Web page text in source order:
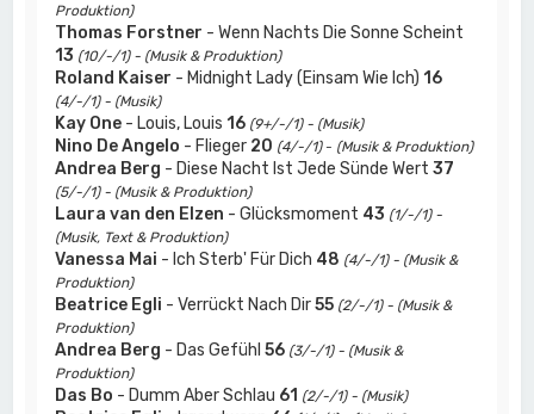
Produktion)
Thomas Forstner - Wenn Nachts Die Sonne Scheint
13 (10/-/1) - (Musik & Produktion)
Roland Kaiser - Midnight Lady (Einsam Wie Ich) 16
(4/-/1) - (Musik)
Kay One - Louis, Louis 16 (9+/-/1) - (Musik)
Nino De Angelo - Flieger 20 (4/-/1)- (Musik & Produktion)
Andrea Berg - Diese Nacht Ist Jede Sünde Wert37
(5/-/1) - (Musik & Produktion)
Laura van den Elzen - Glücksmoment 43 (1/-/1) -
(Musik, Text & Produktion)
Vanessa Mai - Ich Sterb' Für Dich 48 (4/-/1) - (Musik &
Produktion)
Beatrice Egli - Verrückt Nach Dir55 (2/-/1) - (Musik &
Produktion)
Andrea Berg - Das Gefühl56 (3/-/1) - (Musik &
Produktion)
Das Bo - Dumm Aber Schlau 61 (2/-/1) - (Musik)